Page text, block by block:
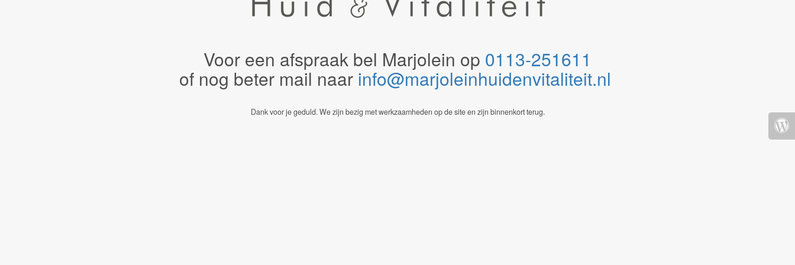
Voor een afspraak bel Marjolein op 0113-251611
of nog beter mail naar info@marjoleinhuidenvitaliteit.nl
Dank voor je geduld. We zijn bezig met werkzaamheden op de site en zijn binnenkort terug.